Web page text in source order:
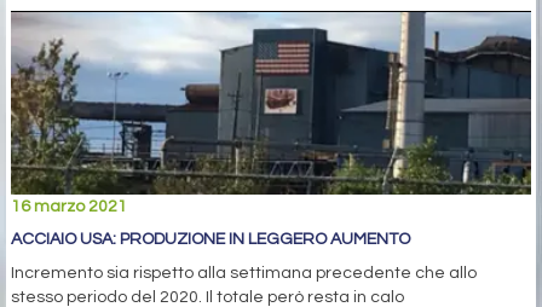
16 marzo 2021
ACCIAIO USA: PRODUZIONE IN LEGGERO AUMENTO
Incremento sia rispetto alla settimana precedente che allo
stesso periodo del 2020. Il totale però resta in calo